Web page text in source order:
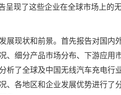
了这些企业在全球市场上的无
现状和前景。首先报告对国内
细分产品市场分布、下游应用
析了全球及中国无线汽车充电行
各地区和企业发展优势进行了